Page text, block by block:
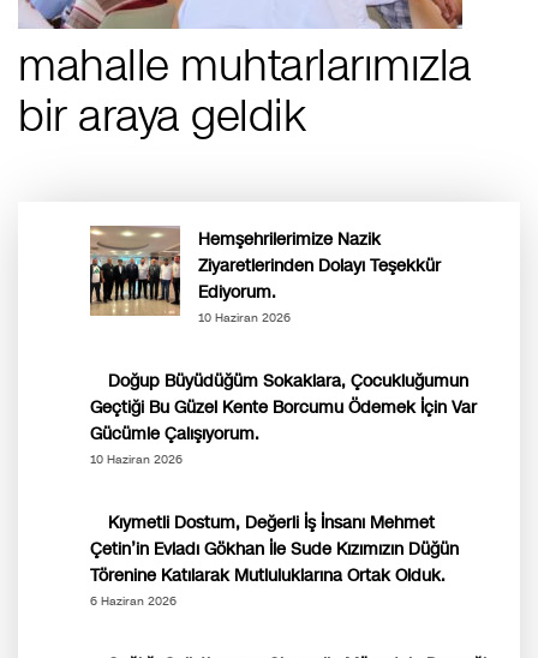
mahalle muhtarlarımızla
bir araya geldik
Hemşehrilerimize Nazik
Ziyaretlerinden Dolayı Teşekkür
Ediyorum.
10 Haziran 2026
Doğup Büyüdüğüm Sokaklara, Çocukluğumun
Geçtiği Bu Güzel Kente Borcumu Ödemek İçin Var
Gücümle Çalışıyorum.
10 Haziran 2026
Kıymetli Dostum, Değerli İş İnsanı Mehmet
Çetin’in Evladı Gökhan İle Sude Kızımızın Düğün
Törenine Katılarak Mutluluklarına Ortak Olduk.
6 Haziran 2026